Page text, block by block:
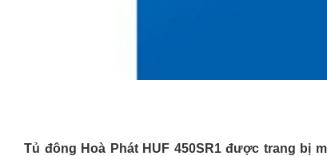
Tủ đông Hoà Phát HUF 450SR1được trang bị